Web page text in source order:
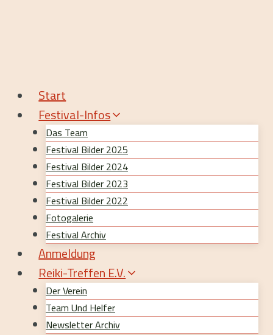
Start
Festival-Infos
Das Team
Festival Bilder 2025
Festival Bilder 2024
Festival Bilder 2023
Festival Bilder 2022
Fotogalerie
Festival Archiv
Anmeldung
Reiki-Treffen E.V.
Der Verein
Team Und Helfer
Newsletter Archiv